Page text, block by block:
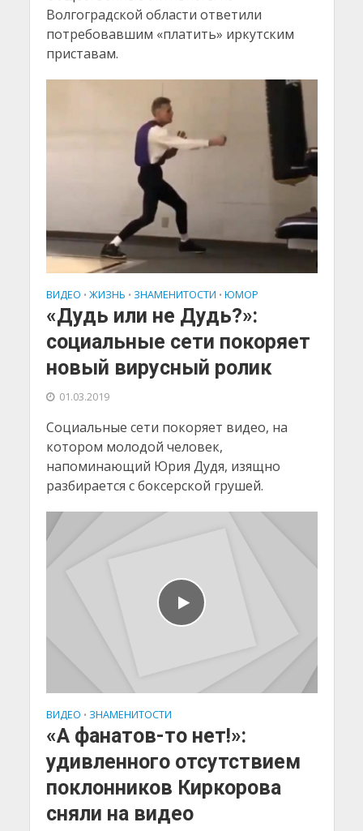
Волгоградской области ответили
потребовавшим «платить» иркутским
приставам.
ВИДЕО • ЖИЗНЬ • ЗНАМЕНИТОСТИ • ЮМОР
«Дудь или не Дудь?»:
социальные сети покоряет
новый вирусный ролик
01.03.2019
Социальные сети покоряет видео, на
котором молодой человек,
напоминающий Юрия Дудя, изящно
разбирается с боксерской грушей.
ВИДЕО • ЗНАМЕНИТОСТИ
«А фанатов-то нет!»:
удивленного отсутствием
поклонников Киркорова
сняли на видео